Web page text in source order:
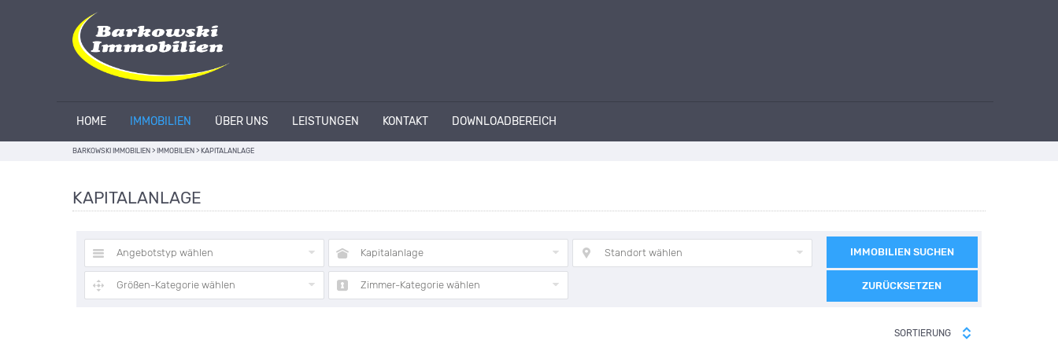
HOME IMMOBILIEN ÜBER UNS LEISTUNGEN KONTAKT DOWNLOADBEREICH
BARKOWSKI IMMOBILIEN > IMMOBILIEN > KAPITALANLAGE
KAPITALANLAGE
Angebotstyp wählen Kapitalanlage Standort wählen
Größen-Kategorie wählen Zimmer-Kategorie wählen
IMMOBILIEN SUCHEN
ZURÜCKSETZEN
SORTIERUNG